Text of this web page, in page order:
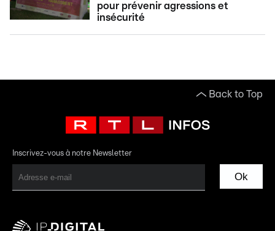
pour prévenir agressions et
insécurité
Back to Top
Inscrivez-vous à notre Newsletter
Ok